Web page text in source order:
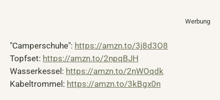
Werbung
"Camperschuhe": https://amzn.to/3j8d3O8
Topfset: https://amzn.to/2npqBJH
Wasserkessel: https://amzn.to/2nWOqdk
Kabeltrommel: https://amzn.to/3kBgx0n